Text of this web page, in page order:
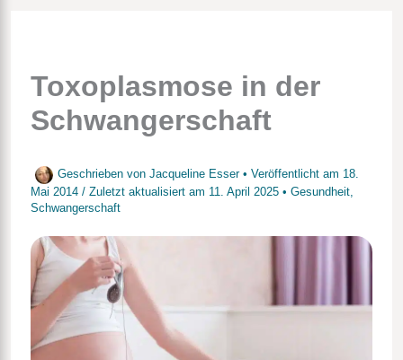
Toxoplasmose in der
Schwangerschaft
Geschrieben von Jacqueline Esser • Veröffentlicht am 18.
Mai 2014 / Zuletzt aktualisiert am 11. April 2025• Gesundheit,
Schwangerschaft